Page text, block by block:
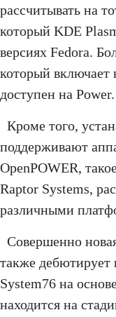
рассчитывать на
который KDE
версиях Fedora.
который включает
доступен на Power.
Кроме того,
поддерживают
OpenPOWER,
Raptor Systems,
различными
Совершенно
также дебютирует
System76 на
находится на